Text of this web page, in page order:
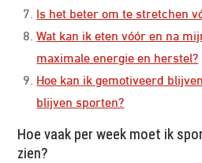
Is het beter om te stretchen
Wat kan ik eten vóór en na
maximale energie en herstel?
Hoe kan ik gemotiveerd
blijven sporten?
Hoe vaak per week moet ik
zien?